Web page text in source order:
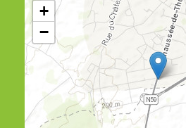
+
−